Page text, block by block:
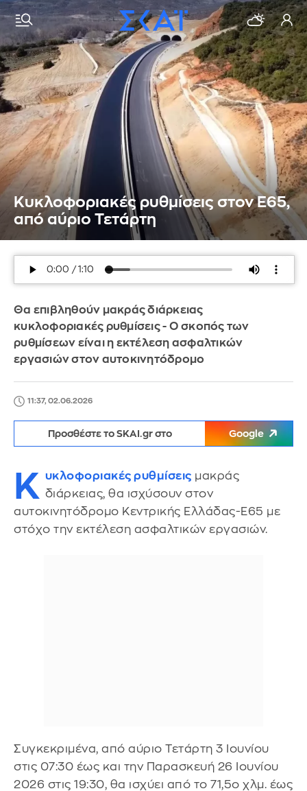
Κυκλοφοριακές ρυθμίσεις στον Ε65,
από αύριο Τετάρτη
Θα επιβληθούν μακράς διάρκειας
κυκλοφοριακές ρυθμίσεις - Ο σκοπός των
ρυθμίσεων είναι η εκτέλεση ασφαλτικών
εργασιών στον αυτοκινητόδρομο
11:37, 02.06.2026
Προσθέστε το SKAI.gr στο Google
Κ υκλοφοριακές ρυθμίσεις μακράς
διάρκειας, θα ισχύσουν στον
αυτοκινητόδρομο Κεντρικής Ελλάδας-Ε65 με
στόχο την εκτέλεση ασφαλτικών εργασιών.
Συγκεκριμένα, από αύριο Τετάρτη 3 Ιουνίου
στις 07:30 έως και την Παρασκευή 26 Ιουνίου
2026 στις 19:30, θα ισχύει από το 71,5ο χλμ. έως